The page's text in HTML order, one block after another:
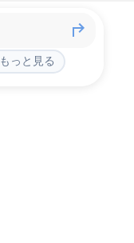
もっと見る